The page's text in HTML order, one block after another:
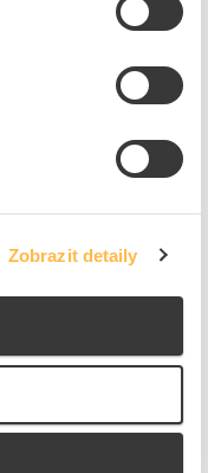
Zobrazit detaily